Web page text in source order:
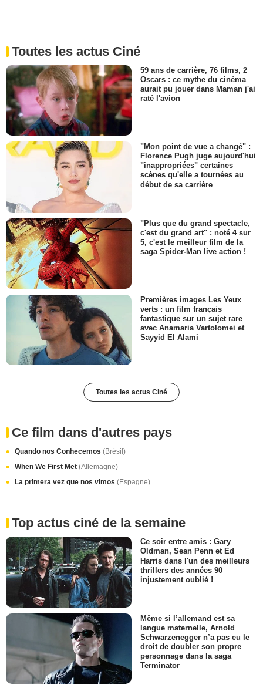
Toutes les actus Ciné
59 ans de carrière, 76 films, 2
Oscars : ce mythe du cinéma
aurait pu jouer dans Maman j'ai
raté l'avion
"Mon point de vue a changé" :
Florence Pugh juge aujourd'hui
"inappropriées" certaines
scènes qu'elle a tournées au
début de sa carrière
"Plus que du grand spectacle,
c'est du grand art" : noté 4 sur
5, c'est le meilleur film de la
saga Spider-Man live action !
Premières images Les Yeux
verts : un film français
fantastique sur un sujet rare
avec Anamaria Vartolomei et
Sayyid El Alami
Toutes les actus Ciné
Ce film dans d'autres pays
Quando nos Conhecemos (Brésil)
When We First Met (Allemagne)
La primera vez que nos vimos (Espagne)
Top actus ciné de la semaine
Ce soir entre amis : Gary
Oldman, Sean Penn et Ed
Harris dans l'un des meilleurs
thrillers des années 90
injustement oublié !
Même si l’allemand est sa
langue maternelle, Arnold
Schwarzenegger n’a pas eu le
droit de doubler son propre
personnage dans la saga
Terminator